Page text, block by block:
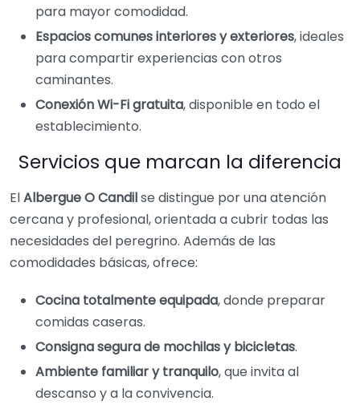
para mayor comodidad.
Espacios comunes interiores y exteriores, ideales
para compartir experiencias con otros
caminantes.
Conexión Wi-Fi gratuita, disponible en todo el
establecimiento.
Servicios que marcan la diferencia
ElAlbergue O Candilse distingue por una atención
cercana y profesional, orientada a cubrir todas las
necesidades del peregrino. Además de las
comodidades básicas, ofrece:
Cocina totalmente equipada, donde preparar
comidas caseras.
Consigna segura de mochilas y bicicletas.
Ambiente familiar y tranquilo, que invita al
descanso y a la convivencia.